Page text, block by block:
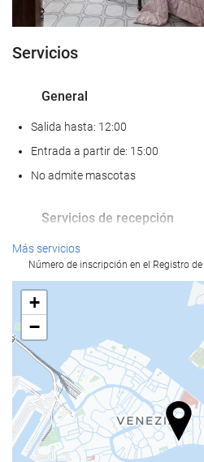
Servicios
General
Salida hasta: 12:00
Entrada a partir de: 15:00
No admite mascotas
Servicios de recepción
Recepción 24 horas
Guardaequipaje
Comida y bebida
Restaurante a la carta
Bar
Instalaciones de negocios
Centro de negocios
Más servicios
Número de inscripción en el Registro
+
−